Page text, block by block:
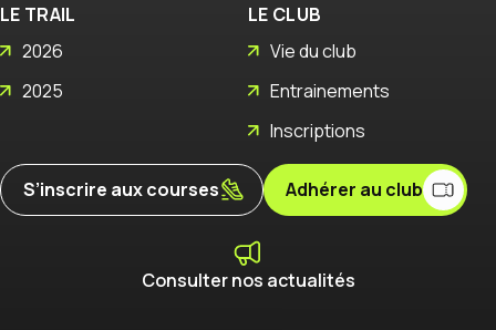
LE TRAIL
2026
2025
LE CLUB
Vie du club
Entrainements
Inscriptions
S’inscrire aux courses Adhérer au club
Consulter nos actualités